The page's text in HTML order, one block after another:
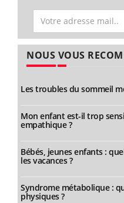
NOUS VOUS
Les troubles du sommeil
Mon enfant est-il trop
empathique ?
Bébés, jeunes enfants :
les vacances ?
Syndrome métabolique :
physiques ?